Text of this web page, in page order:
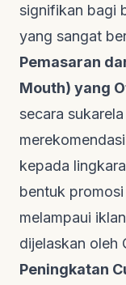
signifikan bagi
yang sangat
Pemasaran
Mouth) yang
secara
kepada
bentuk
melampaui
dijelaskan oleh
Peningkatan